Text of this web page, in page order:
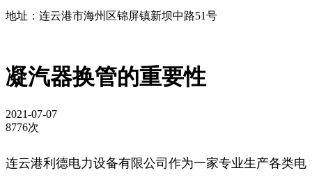
地址：连云港市海州区锦屏镇新坝中路51号
凝汽器换管的重要性
2021-07-07
8776次
连云港利德电力设备有限公司作为一家专业生产各类电